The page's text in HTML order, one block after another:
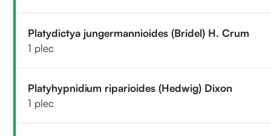
Platydictya jungermannioides (Bridel) H. Crum
1 plec
Platyhypnidium riparioides (Hedwig) Dixon
1 plec